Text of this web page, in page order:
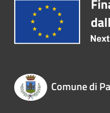
Comune di